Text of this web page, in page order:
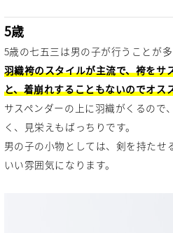
5歳
5歳の七五三は男の子が行うことが多
羽織袴のスタイルが主流で、袴をサ
と、着崩れすることもないのでオス
サスペンダーの上に羽織がくるので
く、見栄えもばっちりです。
男の子の小物としては、剣を持たせ
いい雰囲気になります。